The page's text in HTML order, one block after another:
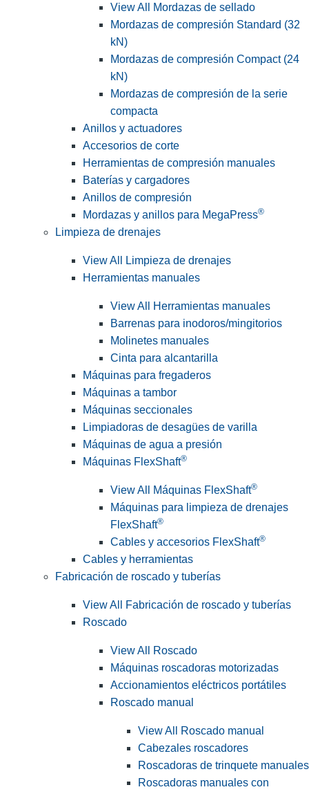
View All Mordazas de sellado
Mordazas de compresión Standard (32
kN)
Mordazas de compresión Compact (24
kN)
Mordazas de compresión de la serie
compacta
Anillos y actuadores
Accesorios de corte
Herramientas de compresión manuales
Baterías y cargadores
Anillos de compresión
Mordazas y anillos para MegaPress®
Limpieza de drenajes
View All Limpieza de drenajes
Herramientas manuales
View All Herramientas manuales
Barrenas para inodoros/mingitorios
Molinetes manuales
Cinta para alcantarilla
Máquinas para fregaderos
Máquinas a tambor
Máquinas seccionales
Limpiadoras de desagües de varilla
Máquinas de agua a presión
Máquinas FlexShaft®
View All Máquinas FlexShaft®
Máquinas para limpieza de drenajes
FlexShaft®
Cables y accesorios FlexShaft®
Cables y herramientas
Fabricación de roscado y tuberías
View All Fabricación de roscado y tuberías
Roscado
View All Roscado
Máquinas roscadoras motorizadas
Accionamientos eléctricos portátiles
Roscado manual
View All Roscado manual
Cabezales roscadores
Roscadoras de trinquete manuales
Roscadoras manuales con